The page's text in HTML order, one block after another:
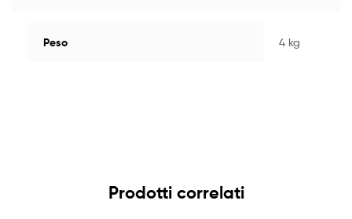
Peso 4 kg
Prodotti correlati